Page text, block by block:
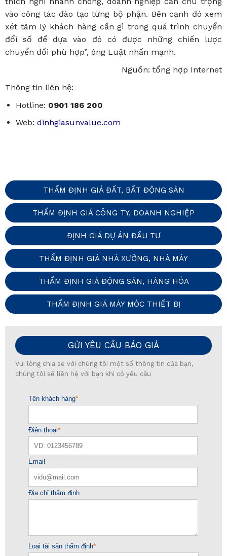
vào công tác đào tạo từng bộ phận. Bên cạnh đó xem
xét tâm lý khách hàng cần gì trong quá trình chuyển
đổi số để dựa vào đó có được những chiến lược
chuyển đổi phù hợp”, ông Luật nhấn mạnh.
Nguồn: tổng hợp Internet
Thông tin liên hệ:
Hotline: 0901 186 200
Web: dinhgiasunvalue.com
THẨM ĐỊNH GIÁ ĐẤT, BẤT ĐỘNG SẢN
THẨM ĐỊNH GIÁ CÔNG TY, DOANH NGHIỆP
ĐỊNH GIÁ DỰ ÁN ĐẦU TƯ
THẨM ĐỊNH GIÁ NHÀ XƯỞNG, NHÀ MÁY
THẨM ĐỊNH GIÁ ĐỘNG SẢN, HÀNG HÓA
THẨM ĐỊNH GIÁ MÁY MÓC THIẾT BỊ
GỬI YÊU CẦU BÁO GIÁ
Vui lòng chia sẻ với chúng tôi một số thông tin của bạn,
chúng tôi sẽ liên hệ với bạn khi có yêu cầu